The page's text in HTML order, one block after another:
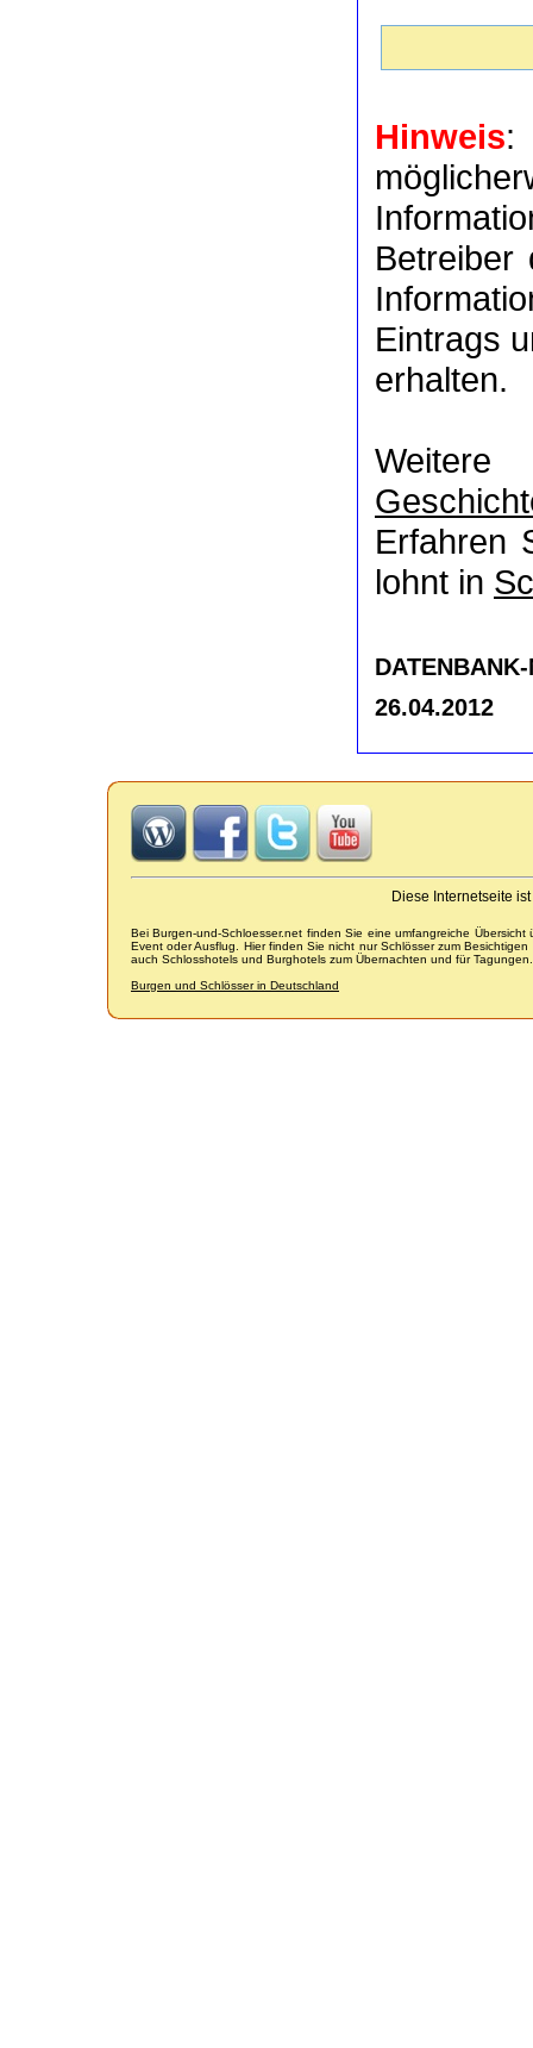
Hinweis:
Eintrags
erhalten.
Weitere
Erfahren
lohnt in
26.04.2012
Diese Internetseite
Bei Burgen-und-Schloesser.net finden Sie eine umfangreiche
Event oder Ausflug. Hier finden Sie nicht nur Schlösser zum
auch Schlosshotels und Burghotels zum Übernachten und für Tagungen.
Burgen und Schlösser in Deutschland